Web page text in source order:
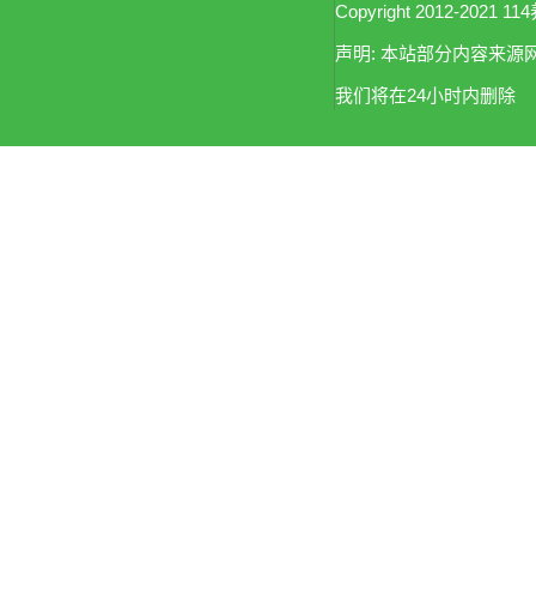
Copyright 2012-2021
声明: 本站部分内容来源
我们将在24小时内删除